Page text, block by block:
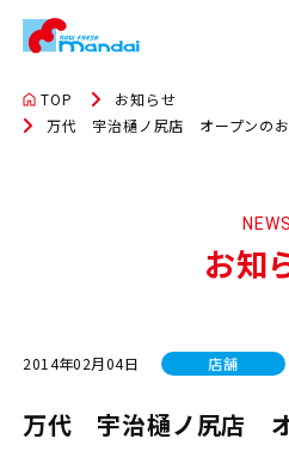
TOP
お知らせ
万代 宇治樋ノ尻店 オープンの
NEWS
お知
2014年02月04日 店舗
万代 宇治樋ノ尻店